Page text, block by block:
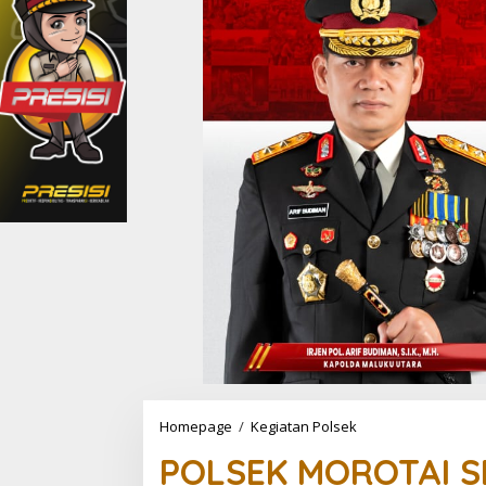
Homepage / Kegiatan Polsek
L
POLSEK MOROTAI